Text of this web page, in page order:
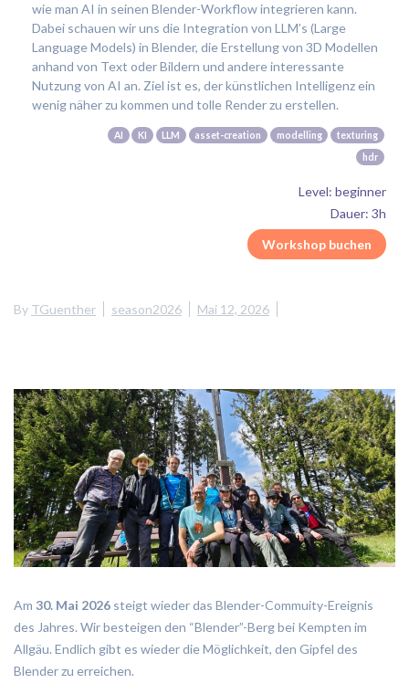
wie man AI in seinen Blender-Workflow integrieren kann.
Dabei schauen wir uns die Integration von LLM’s (Large
Language Models) in Blender, die Erstellung von 3D Modellen
anhand von Text oder Bildern und andere interessante
Nutzung von AI an. Ziel ist es, der künstlichen Intelligenz ein
wenig näher zu kommen und tolle Render zu erstellen.
AI KI LLM asset-creation modelling
texturing
hdr
Level: beginner
Dauer: 3h
Workshop buchen
By TGuenther season2026 Mai 12, 2026
Am 30. Mai 2026 steigt wieder das Blender-Commuity-Ereignis
des Jahres. Wir besteigen den “Blender”-Berg bei Kempten im
Allgäu. Endlich gibt es wieder die Möglichkeit, den Gipfel des
Blender zu erreichen.